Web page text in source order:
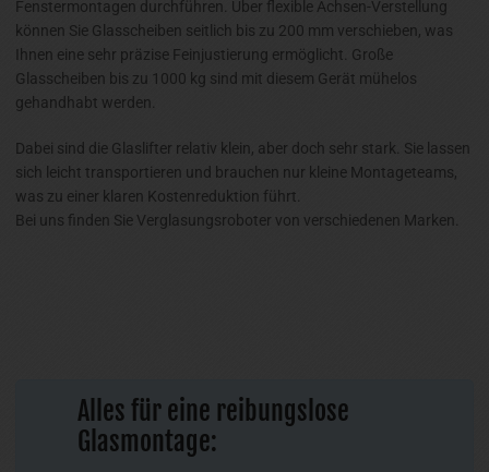
Fenstermontagen durchführen. Über flexible Achsen-Verstellung
können Sie Glasscheiben seitlich bis zu 200 mm verschieben, was
Ihnen eine sehr präzise Feinjustierung ermöglicht. Große
Glasscheiben bis zu 1000 kg sind mit diesem Gerät mühelos
gehandhabt werden.
Dabei sind die Glaslifter relativ klein, aber doch sehr stark. Sie lassen
sich leicht transportieren und brauchen nur kleine Montageteams,
was zu einer klaren Kostenreduktion führt.
Bei uns finden Sie Verglasungsroboter von verschiedenen Marken.
Alles für eine reibungslose
Glasmontage: